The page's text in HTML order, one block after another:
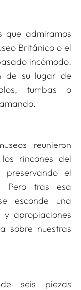
que admiramos
Británico o el
incómodo.
de su lugar de
tumbas o
reunieron
rincones del
preservando el
Pero tras esa
esconde una
y apropiaciones
sobre nuestras
seis piezas